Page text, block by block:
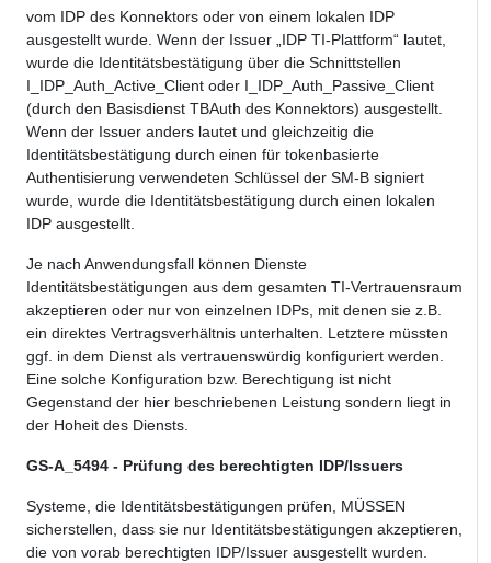
vom IDP des Konnektors oder von einem lokalen IDP
ausgestellt wurde. Wenn der Issuer „IDP TI-Plattform“ lautet,
wurde die Identitätsbestätigung über die Schnittstellen
I_IDP_Auth_Active_Client oder I_IDP_Auth_Passive_Client
(durch den Basisdienst TBAuth des Konnektors) ausgestellt.
Wenn der Issuer anders lautet und gleichzeitig die
Identitätsbestätigung durch einen für tokenbasierte
Authentisierung verwendeten Schlüssel der SM-B signiert
wurde, wurde die Identitätsbestätigung durch einen lokalen
IDP ausgestellt.
Je nach Anwendungsfall können Dienste
Identitätsbestätigungen aus dem gesamten TI-Vertrauensraum
akzeptieren oder nur von einzelnen IDPs, mit denen sie z.B.
ein direktes Vertragsverhältnis unterhalten. Letztere müssten
ggf. in dem Dienst als vertrauenswürdig konfiguriert werden.
Eine solche Konfiguration bzw. Berechtigung ist nicht
Gegenstand der hier beschriebenen Leistung sondern liegt in
der Hoheit des Diensts.
GS-A_5494 - Prüfung des berechtigten IDP/Issuers
Systeme, die Identitätsbestätigungen prüfen, MÜSSEN
sicherstellen, dass sie nur Identitätsbestätigungen akzeptieren,
die von vorab berechtigten IDP/Issuer ausgestellt wurden.